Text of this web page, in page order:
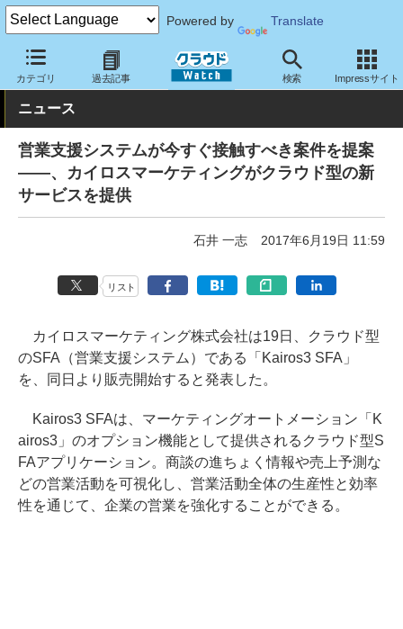
Powered by Translate
カテゴリ 過去記事 検索 Impressサイト
クラウド Watch サービス・ソフト サービス CRM・マーケテ
ニュース
営業支援システムが今すぐ接触すべき案件を提案
――、カイロスマーケティングがクラウド型の新
サービスを提供
石井 一志 2017年6月19日 11:59
リスト
カイロスマーケティング株式会社は19日、クラウド型
のSFA（営業支援システム）である「Kairos3 SFA」
を、同日より販売開始すると発表した。
Kairos3 SFAは、マーケティングオートメーション「K
airos3」のオプション機能として提供されるクラウド型S
FAアプリケーション。商談の進ちょく情報や売上予測な
どの営業活動を可視化し、営業活動全体の生産性と効率
性を通じて、企業の営業を強化することができる。